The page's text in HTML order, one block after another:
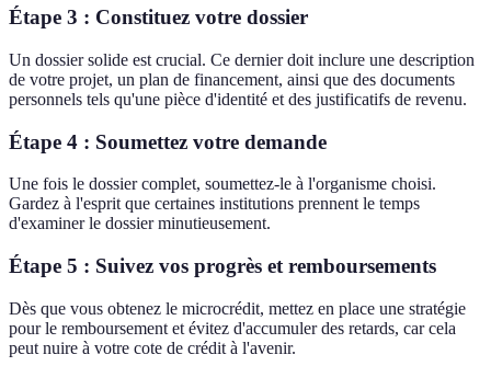
Étape 3 : Constituez votre dossier
Un dossier solide est crucial. Ce dernier doit inclure une description
de votre projet, un plan de financement, ainsi que des documents
personnels tels qu'une pièce d'identité et des justificatifs de revenu.
Étape 4 : Soumettez votre demande
Une fois le dossier complet, soumettez-le à l'organisme choisi.
Gardez à l'esprit que certaines institutions prennent le temps
d'examiner le dossier minutieusement.
Étape 5 : Suivez vos progrès et remboursements
Dès que vous obtenez le microcrédit, mettez en place une stratégie
pour le remboursement et évitez d'accumuler des retards, car cela
peut nuire à votre cote de crédit à l'avenir.